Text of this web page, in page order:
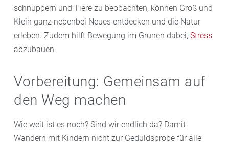
schnuppern und Tiere zu beobachten, können Groß und
Klein ganz nebenbei Neues entdecken und die Natur
erleben. Zudem hilft Bewegung im Grünen dabei, Stress
abzubauen.
Vorbereitung: Gemeinsam auf
den Weg machen
Wie weit ist es noch? Sind wir endlich da? Damit
Wandern mit Kindern nicht zur Geduldsprobe für alle